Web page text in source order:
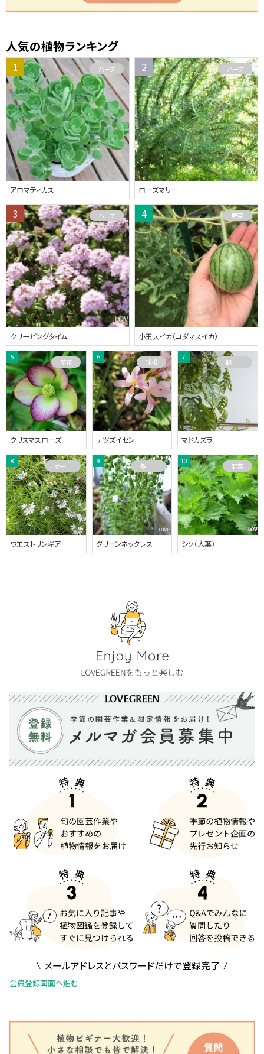
人気の植物ランキング
アロマティカス
ハーブ
ローズマリー
ハーブ
クリーピングタイム
ハーブ
小玉スイカ（コダマスイカ）
野菜
クリスマスローズ
草花
ナツズイセン
球根
マドカズラ
観葉植物
ウエストリンギア
オーストラリアプランツ
グリーンネックレス
多肉植物
シソ（大葉）
野菜
メールアドレスとパスワードだけで登録完了
会員登録画面へ進む